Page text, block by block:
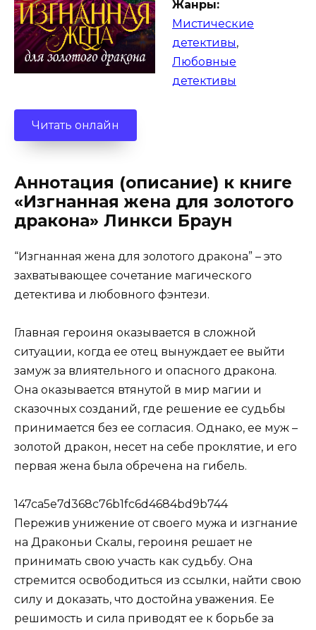
Жанры:
Мистические
детективы,
Любовные
детективы
Читать онлайн
Аннотация (описание) к книге
«Изгнанная жена для золотого
дракона» Линкси Браун
“Изгнанная жена для золотого дракона” – это
захватывающее сочетание магического
детектива и любовного фэнтези.
Главная героиня оказывается в сложной
ситуации, когда ее отец вынуждает ее выйти
замуж за влиятельного и опасного дракона.
Она оказывается втянутой в мир магии и
сказочных созданий, где решение ее судьбы
принимается без ее согласия. Однако, ее муж –
золотой дракон, несет на себе проклятие, и его
первая жена была обречена на гибель.
147ca5e7d368c76b1fc6d4684bd9b744
Пережив унижение от своего мужа и изгнание
на Драконьи Скалы, героиня решает не
принимать свою участь как судьбу. Она
стремится освободиться из ссылки, найти свою
силу и доказать, что достойна уважения. Ее
решимость и сила приводят ее к борьбе за